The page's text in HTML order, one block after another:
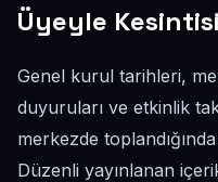
Üyeyle
Genel kurul tarihleri,
duyuruları ve etkinlik
merkezde
Düzenli yayınlanan